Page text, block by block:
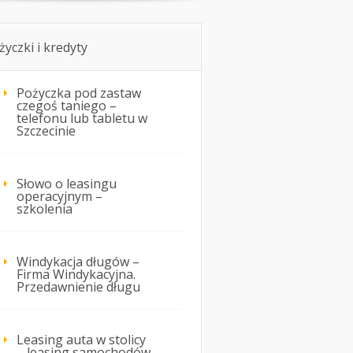
i kredyty
Pożyczka pod zastaw
czegoś taniego –
telefonu lub tabletu w
Szczecinie
Słowo o leasingu
operacyjnym –
szkolenia
Windykacja długów –
Firma Windykacyjna.
Przedawnienie długu
Leasing auta w stolicy